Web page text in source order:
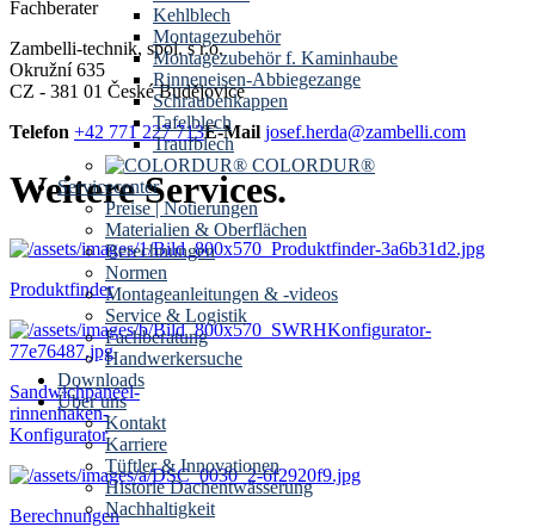
Kehlblech
Montagezubehör
Montagezubehör f. Kaminhaube
Rinneneisen-Abbiegezange
Schraubenkappen
Tafelblech
Traufblech
COLORDUR®
Servicecenter
Preise | Notierungen
Materialien & Oberflächen
Berechnungen
Normen
Montageanleitungen & -videos
Service & Logistik
Fachberatung
Handwerkersuche
Downloads
Über uns
Kontakt
Karriere
Tüftler & Innovationen
Historie Dachentwässerung
Nachhaltigkeit
Fachberater
Zambelli-technik, spol. s r.o.
Okružní 635
CZ - 381 01 České Budějovice
Telefon +42 771 227 713E-Mail josef.herda@zambelli.com
Weitere Services.
Produktfinder
Sandwichpaneel-
rinnenhaken-
Konfigurator
Berechnungen